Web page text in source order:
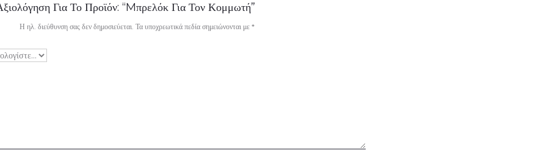
Για Το Προϊόν: “Mπρελόκ Για Τον Κομμωτή”
Η ηλ. διεύθυνση σας δεν δημοσιεύεται. Τα υποχρεωτικά πεδία σημειώνονται με *